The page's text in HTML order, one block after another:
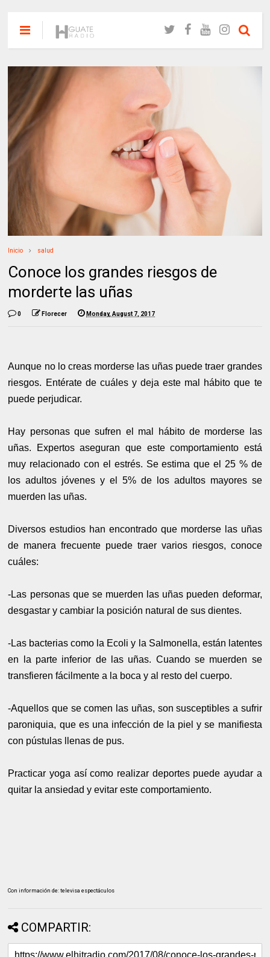
Inicio salud
Conoce los grandes riesgos de
morderte las uñas
0 Florecer Monday, August 7, 2017
Aunque no lo creas morderse las uñas puede traer grandes
riesgos. Entérate de cuáles y deja este mal hábito que te
puede perjudicar.
Hay personas que sufren el mal hábito de morderse las
uñas. Expertos aseguran que este comportamiento está
muy relacionado con el estrés. Se estima que el 25 % de
los adultos jóvenes y el 5% de los adultos mayores se
muerden las uñas.
Diversos estudios han encontrado que morderse las uñas
de manera frecuente puede traer varios riesgos, conoce
cuáles:
-Las personas que se muerden las uñas pueden deformar,
desgastar y cambiar la posición natural de sus dientes.
-Las bacterias como la Ecoli y la Salmonella, están latentes
en la parte inferior de las uñas. Cuando se muerden se
transfieren fácilmente a la boca y al resto del cuerpo.
-Aquellos que se comen las uñas, son susceptibles a sufrir
paroniquia, que es una infección de la piel y se manifiesta
con pústulas llenas de pus.
Practicar yoga así como realizar deportes puede ayudar a
quitar la ansiedad y evitar este comportamiento.
Con información de: televisa espectáculos
COMPARTIR: